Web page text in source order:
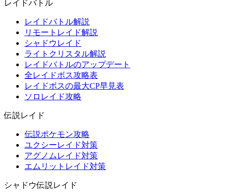
レイドバトル
レイドバトル解説
リモートレイド解説
シャドウレイド
ライトクリスタル解説
レイドバトルのアップデート
全レイドボス攻略表
レイドボスの最大CP早見表
ソロレイド攻略
伝説レイド
伝説ポケモン攻略
ユクシーレイド対策
アグノムレイド対策
エムリットレイド対策
シャドウ伝説レイド